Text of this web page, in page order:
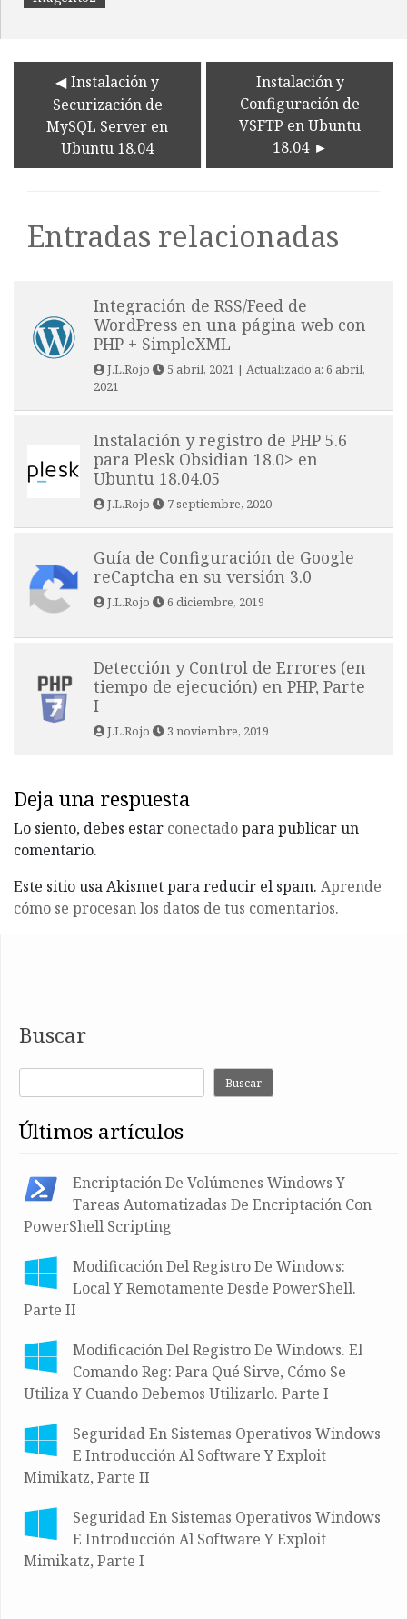
Instalación y
Securización de
MySQL Server en
Ubuntu 18.04
Instalación y
Configuración de
VSFTP en Ubuntu
18.04
Entradas relacionadas
Integración de RSS/Feed de
WordPress en una página web con
PHP + SimpleXML
J.L.Rojo 5 abril, 2021 | Actualizado a:6 abril,
2021
Instalación y registro de PHP 5.6
para Plesk Obsidian 18.0> en
Ubuntu 18.04.05
J.L.Rojo 7 septiembre, 2020
Guía de Configuración de Google
reCaptcha en su versión 3.0
J.L.Rojo 6 diciembre, 2019
Detección y Control de Errores (en
tiempo de ejecución) en PHP, Parte
I
J.L.Rojo 3 noviembre, 2019
Deja una respuesta
Lo siento, debes estar conectadopara publicar un
comentario.
Este sitio usa Akismet para reducir el spam. Aprende
cómo se procesan los datos de tus comentarios.
Buscar
Buscar
últimos artículos
Encriptación De Volúmenes Windows Y
Tareas Automatizadas De Encriptación Con
PowerShell Scripting
Modificación Del Registro De Windows:
Local Y Remotamente Desde PowerShell.
Parte II
Modificación Del Registro De Windows. El
Comando Reg: Para Qué Sirve, Cómo Se
Utiliza Y Cuando Debemos Utilizarlo. Parte I
Seguridad En Sistemas Operativos Windows
E Introducción Al Software Y Exploit
Mimikatz, Parte II
Seguridad En Sistemas Operativos Windows
E Introducción Al Software Y Exploit
Mimikatz, Parte I